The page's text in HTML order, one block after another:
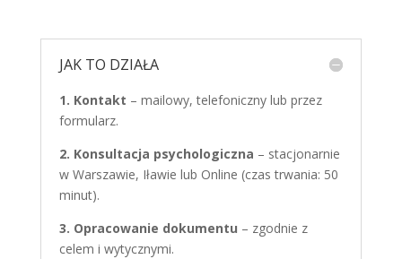
JAK TO DZIAŁA
1. Kontakt – mailowy, telefoniczny lub przez
formularz.
2. Konsultacja psychologiczna – stacjonarnie
w Warszawie, Iławie lub Online (czas trwania: 50
minut).
3. Opracowanie dokumentu – zgodnie z
celem i wytycznymi.